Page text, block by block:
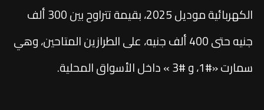
الكهربائية موديل 2025، بقيمة تتراوح بين 300 ألف
جنيه حتى 400 ألف جنيه، على الطرازين المتاحين، وهي
سمارت «#1، و #3 » داخل الأسواق المحلية.